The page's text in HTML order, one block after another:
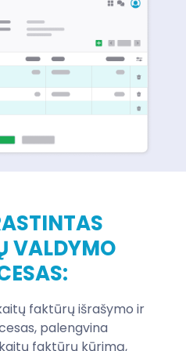
VALDYMO
faktūrų išrašymo ir
palengvina
faktūrų kūrimą,